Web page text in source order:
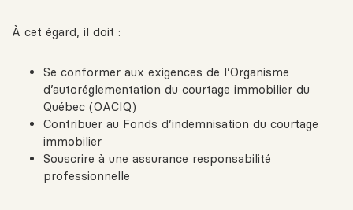
À cet égard, il doit :
Se conformer aux exigences de l’Organisme
d’autoréglementation du courtage immobilier du
Québec (OACIQ)
Contribuer au Fonds d’indemnisation du courtage
immobilier
Souscrire à une assurance responsabilité
professionnelle